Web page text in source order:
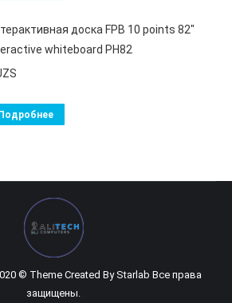
доска FPB 10 points 82"
whiteboard PH82
Подробнее
© Theme Created ByStarlab Все права
защищены.